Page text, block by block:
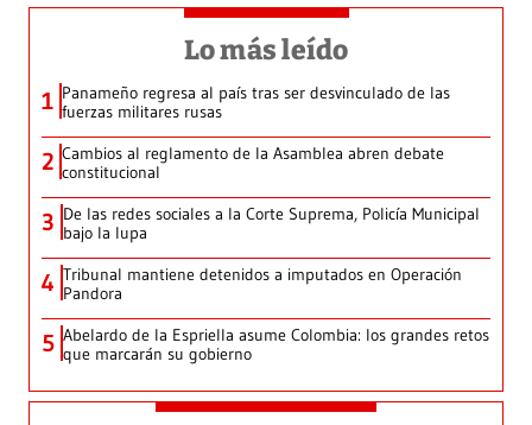
Lo más leído
1 Panameño regresa al país tras ser desvinculado de las
fuerzas militares rusas
2 Cambios al reglamento de la Asamblea abren debate
constitucional
3 De las redes sociales a la Corte Suprema, Policía Municipal
bajo la lupa
4 Tribunal mantiene detenidos a imputados en Operación
Pandora
5 Abelardo de la Espriella asume Colombia: los grandes retos
que marcarán su gobierno